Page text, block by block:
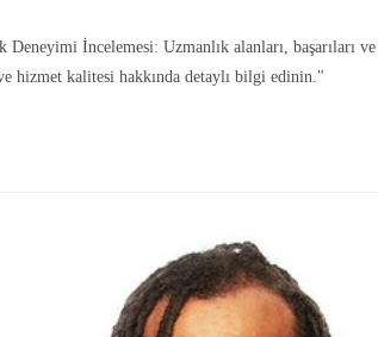
Deneyimi İncelemesi: Uzmanlık alanları,
hizmet kalitesi hakkında detaylı bilgi edinin."